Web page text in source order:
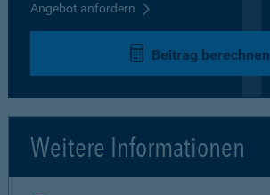
Angebot anfordern
Beitrag berechnen
Weitere Informationen